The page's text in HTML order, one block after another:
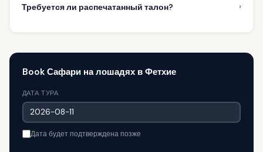
Требуется ли распечатанный талон? ›
Book Сафари на лошадях в Фетхие
ДАТА ТУРА
Дата будет подтверждена позже